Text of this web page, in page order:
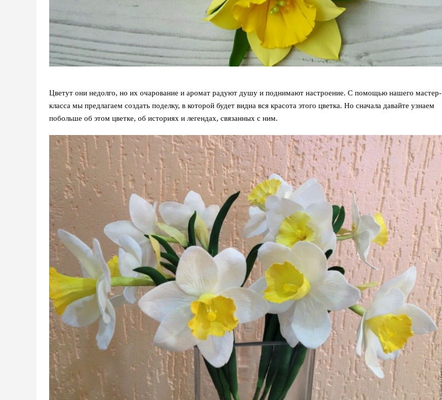
Цветут они недолго, но их очарование и аромат радуют душу и поднимают настроение. С помощью нашего мастер-
класса мы предлагаем создать поделку, в которой будет видна вся красота этого цветка. Но сначала давайте узнаем
побольше об этом цветке, об историях и легендах, связанных с ним.